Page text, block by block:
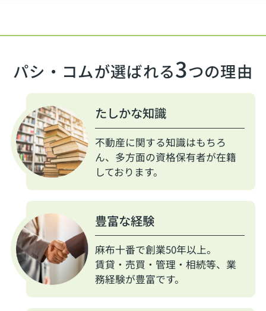
パシ・コムが選ばれる3つの理由
たしかな知識
不動産に関する知識はもちろ
ん、多方面の資格保有者が在籍
しております。
豊富な経験
麻布十番で創業50年以上。
賃貸・売買・管理・相続等、業
務経験が豊富です。